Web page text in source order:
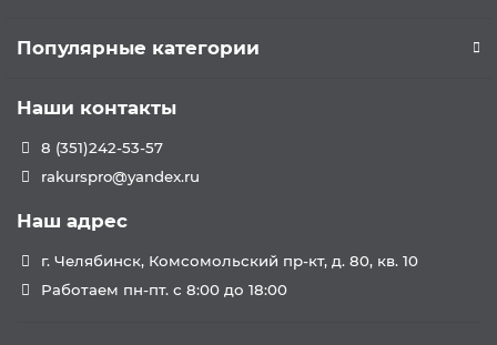
Популярные категории
Наши контакты
8 (351)242-53-57
rakurspro@yandex.ru
Наш адрес
г. Челябинск, Комсомольский пр-кт, д. 80, кв. 10
Работаем пн-пт. с 8:00 до 18:00